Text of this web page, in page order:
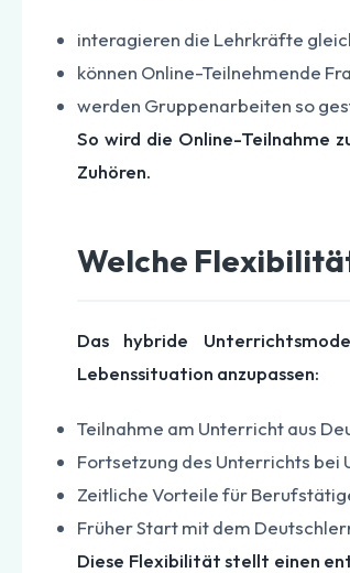
interagieren die Lehrkräfte
können Online-Teilnehmende
werden Gruppenarbeiten so
So wird die Online-Teilnahme
Zuhören.
Welche
Das hybride
Lebenssituation anzupassen:
Teilnahme am Unterricht aus
Fortsetzung des Unterrichts bei
Zeitliche Vorteile für
Früher Start mit dem
Diese Flexibilität stellt einen